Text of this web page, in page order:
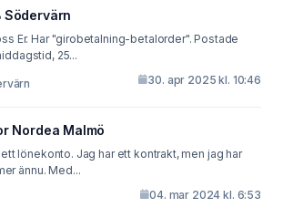
Södervärn
Er. Har "girobetalning-betalorder". Postade
25...
30. apr 2025 kl. 10:46
Nordea Malmö
lönekonto. Jag har ett kontrakt, men jag har
ännu. Med...
04. mar 2024 kl. 6:53